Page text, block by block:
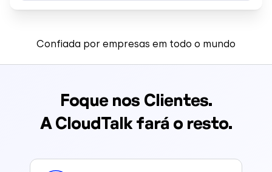
Confiada por empresas em todo o mundo
Foque nos Clientes.
A CloudTalk fará o resto.